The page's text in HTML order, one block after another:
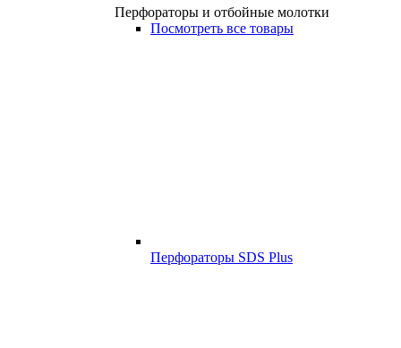
Перфораторы и отбойные молотки
Посмотреть все товары
Перфораторы SDS Plus